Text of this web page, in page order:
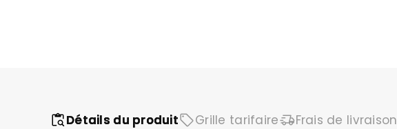
Détails du produit Grille tarifaire Frais de livraison